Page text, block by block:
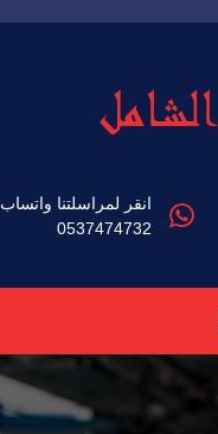
انقر لمراسلتنا واتساب
0537474732